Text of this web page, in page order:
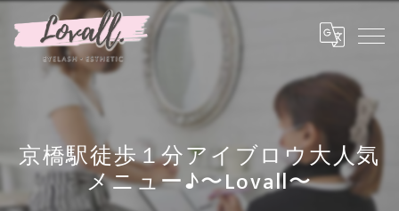
京橋駅徒歩１分アイブロウ大人気
メニュー♪〜Lovall〜